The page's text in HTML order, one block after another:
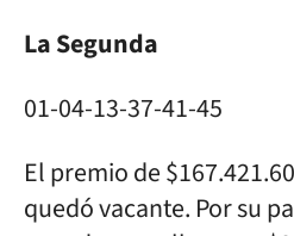
La Segunda
01-04-13-37-41-45
El premio de
quedó vacante. Por su